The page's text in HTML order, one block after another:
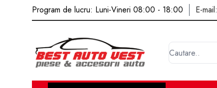
Program de lucru: Luni-Vineri 08:00 - 18:00 E-mail: